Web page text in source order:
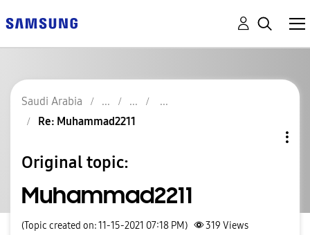
Saudi Arabia
Re: Muhammad2211
Original topic:
Muhammad2211
(Topic created on: 11-15-2021 07:18 PM) 319 Views